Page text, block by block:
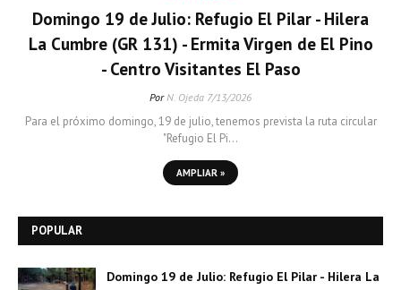
Domingo 19 de Julio: Refugio El Pilar - Hilera
La Cumbre (GR 131) - Ermita Virgen de El Pino
- Centro Visitantes El Paso
Por N. Ojeda 7/13/2026
Para el próximo domingo, 19 de julio, tenemos prevista la ruta circular
"Refugio El Pi…
AMPLIAR »
POPULAR
Domingo 19 de Julio: Refugio El Pilar - Hilera La